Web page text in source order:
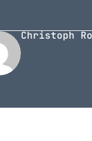
Christoph